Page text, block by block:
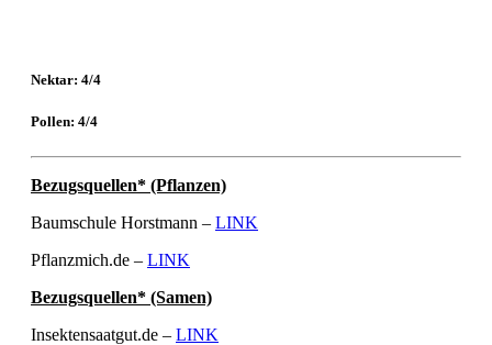
Nektar: 4/4
Pollen: 4/4
Bezugsquellen* (Pflanzen)
Baumschule Horstmann – LINK
Pflanzmich.de – LINK
Bezugsquellen* (Samen)
Insektensaatgut.de – LINK